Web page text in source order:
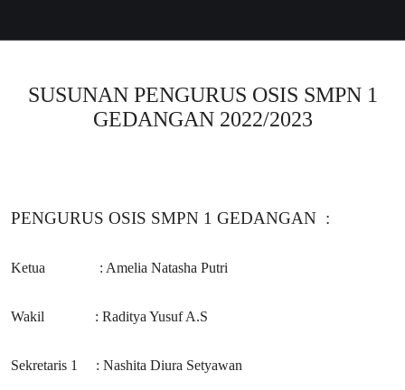
SUSUNAN PENGURUS OSIS SMPN 1
GEDANGAN 2022/2023
PENGURUS OSIS SMPN 1 GEDANGAN :
Ketua : Amelia Natasha Putri
Wakil : Raditya Yusuf A.S
Sekretaris 1 : Nashita Diura Setyawan